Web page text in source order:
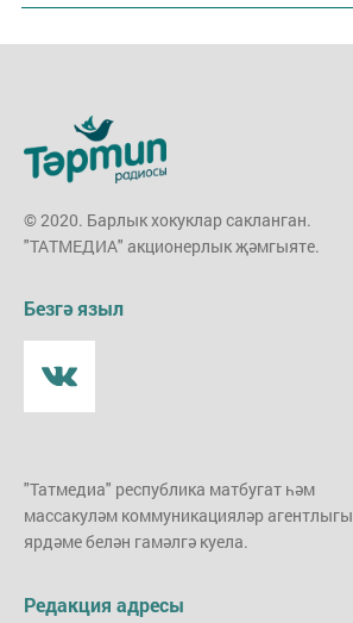
© 2020. Барлык хокуклар сакланган.
"ТАТМЕДИА" акционерлык җәмгыяте.
"Татмедиа" республика матбугат һәм
массакуләм коммуникацияләр агентлыгы
ярдәме белән гамәлгә куела.
Редакция адресы
Безгә языл